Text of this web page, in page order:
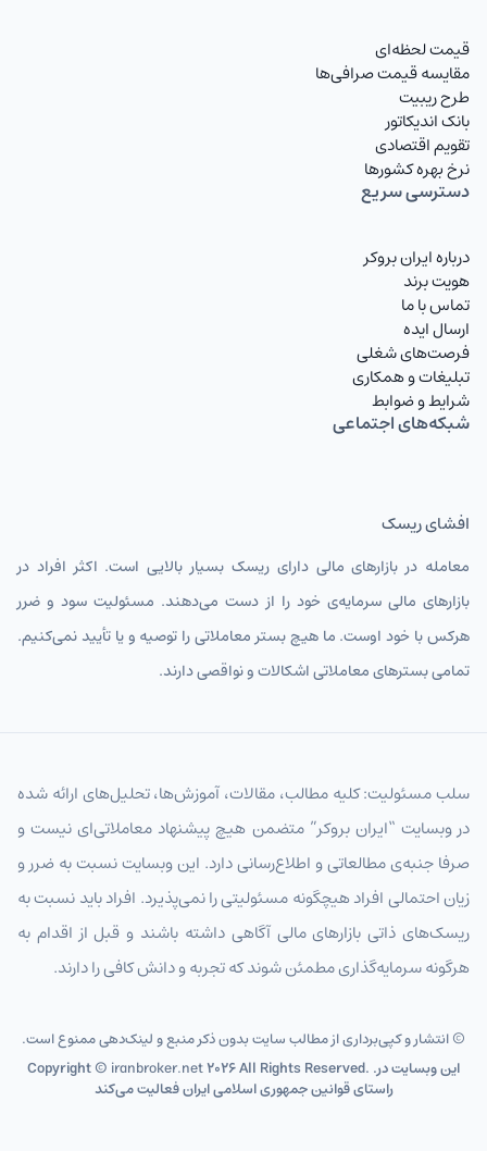
قیمت لحظه‌ای
مقایسه قیمت صرافی‌ها
طرح ریبیت
بانک اندیکاتور
تقویم اقتصادی
نرخ بهره کشورها
دسترسی سریع
درباره ایران بروکر
هویت برند
تماس با ما
ارسال ایده
فرصت‌های شغلی
تبلیغات و همکاری
شرایط و ضوابط
شبکه‌های اجتماعی
افشای ریسک
معامله در بازارهای مالی دارای ریسک بسیار بالایی است. اکثر افراد در
بازارهای مالی سرمایه‌ی خود را از دست می‌دهند. مسئولیت سود و ضرر
هرکس با خود اوست. ما هیچ بستر معاملاتی را توصیه و یا تأیید نمی‌کنیم.
تمامی بسترهای معاملاتی اشکالات و نواقصی دارند.
سلب مسئولیت: کلیه مطالب، مقالات، آموزش‌ها، تحلیل‌های ارائه شده
در وبسایت “ایران بروکر” متضمن هیچ پیشنهاد معاملاتی‌ای نیست و
صرفا جنبه‌ی مطالعاتی و اطلاع‌رسانی دارد. این وبسایت نسبت به ضرر و
زیان احتمالی افراد هیچگونه مسئولیتی را نمی‌پذیرد. افراد باید نسبت به
ریسک‌های ذاتی بازارهای مالی آگاهی داشته باشند و قبل از اقدام به
هرگونه سرمایه‌گذاری مطمئن شوند که تجربه و دانش کافی را دارند.
© انتشار و کپی‌برداری از مطالب سایت بدون ذکر منبع و لینک‌دهی ممنوع است.
Copyright © iranbroker.net2026 All Rights Reserved. .این وبسایت در
راستای قوانین جمهوری اسلامی ایران فعالیت می‌کند